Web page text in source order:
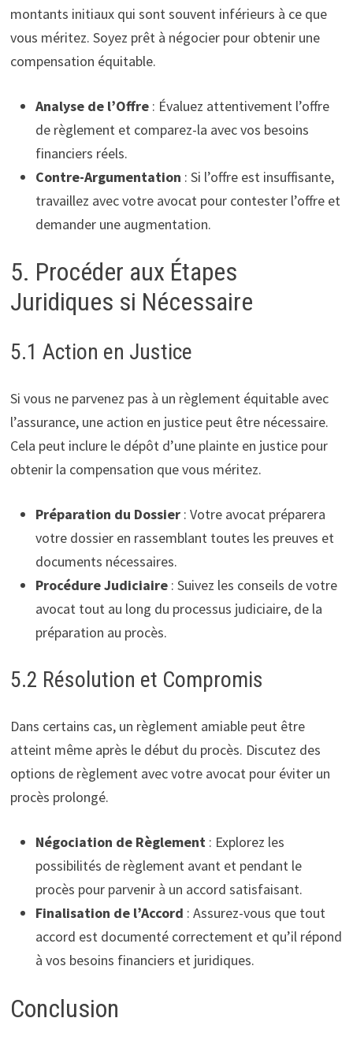
montants initiaux qui sont souvent inférieurs à ce que
vous méritez. Soyez prêt à négocier pour obtenir une
compensation équitable.
Analyse de l’Offre: Évaluez attentivement l’offre
de règlement et comparez-la avec vos besoins
financiers réels.
Contre-Argumentation : Si l’offre est insuffisante,
travaillez avec votre avocat pour contester l’offre et
demander une augmentation.
5. Procéder aux Étapes
Juridiques si Nécessaire
5.1 Action en Justice
Si vous ne parvenez pas à un règlement équitable avec
l’assurance, une action en justice peut être nécessaire.
Cela peut inclure le dépôt d’une plainte en justice pour
obtenir la compensation que vous méritez.
Préparation du Dossier: Votre avocat préparera
votre dossier en rassemblant toutes les preuves et
documents nécessaires.
Procédure Judiciaire: Suivez les conseils de votre
avocat tout au long du processus judiciaire, de la
préparation au procès.
5.2 Résolution et Compromis
Dans certains cas, un règlement amiable peut être
atteint même après le début du procès. Discutez des
options de règlement avec votre avocat pour éviter un
procès prolongé.
Négociation de Règlement: Explorez les
possibilités de règlement avant et pendant le
procès pour parvenir à un accord satisfaisant.
Finalisation de l’Accord : Assurez-vous que tout
accord est documenté correctement et qu’il répond
à vos besoins financiers et juridiques.
Conclusion